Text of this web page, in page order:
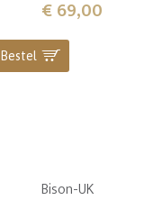
€ 69,00
Bestel
Bison-UK